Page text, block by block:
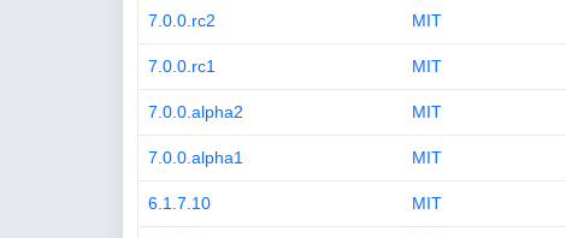
7.0.0.rc2 MIT
7.0.0.rc1 MIT
7.0.0.alpha2 MIT
7.0.0.alpha1 MIT
6.1.7.10 MIT